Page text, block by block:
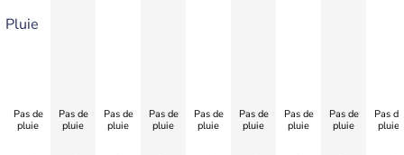
Pluie
Pas de
pluie
Pas de
pluie
Pas de
pluie
Pas de
pluie
Pas de
pluie
Pas de
pluie
Pas de
pluie
Pas de
pluie
Pas de
pluie